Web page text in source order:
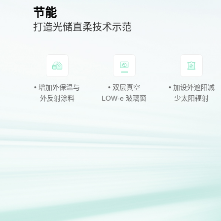
节能
打造光储直柔技术示范
• 增加外保温与
外反射涂料
• 双层真空
LOW-e 玻璃窗
• 加设外遮阳减
少太阳辐射
• 屋顶架空式单
晶硅光伏
• 立面 BIPV 碲
化镉光伏
• 立面 BIPV 光
伏遮阳
• 能碳监测管理
平台
• 光储直柔技术
研发与应用